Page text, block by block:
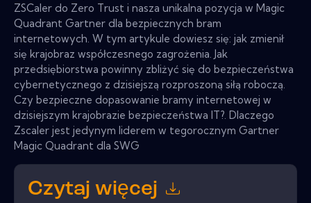
ZSCaler do Zero Trust i nasza unikalna pozycja w Magic
Quadrant Gartner dla bezpiecznych bram
internetowych. W tym artykule dowiesz się: jak zmienił
się krajobraz współczesnego zagrożenia. Jak
przedsiębiorstwa powinny zbliżyć się do bezpieczeństwa
cybernetycznego z dzisiejszą rozproszoną siłą roboczą.
Czy bezpieczne dopasowanie bramy internetowej w
dzisiejszym krajobrazie bezpieczeństwa IT?. Dlaczego
Zscaler jest jedynym liderem w tegorocznym Gartner
Magic Quadrant dla SWG
Czytaj więcej